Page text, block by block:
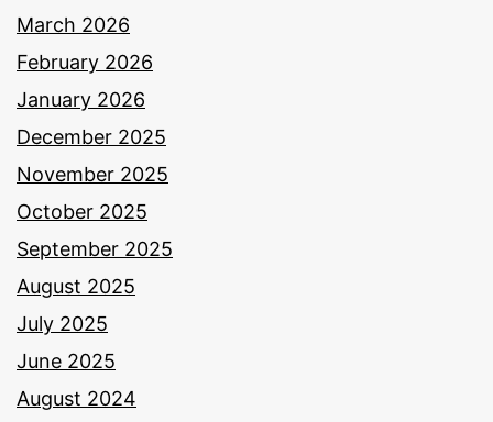
March 2026
February 2026
January 2026
December 2025
November 2025
October 2025
September 2025
August 2025
July 2025
June 2025
August 2024